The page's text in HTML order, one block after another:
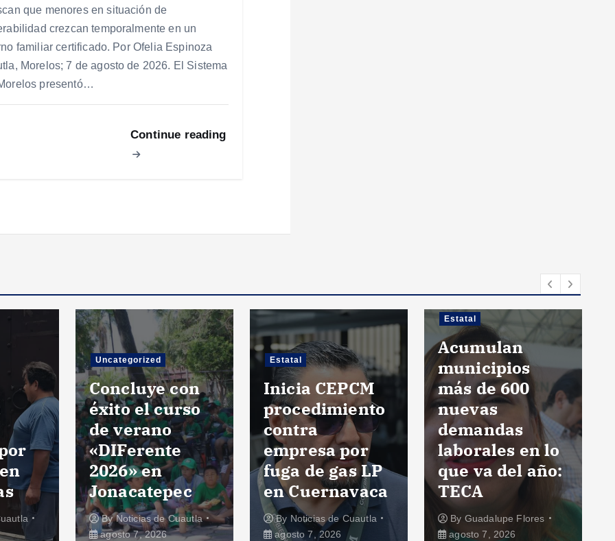
que menores en situación de
crezcan temporalmente en un
familiar certificado. Por Ofelia Espinoza
Morelos; 7 de agosto de 2026. El Sistema
presentó…
Continue reading
Uncategorized
Concluye con
éxito el curso
de verano
«DIFerente
2026» en
Jonacatepec
ByNoticias de Cuautla
agosto 7, 2026
Estatal
Inicia CEPCM
procedimiento
contra
empresa por
fuga de gas LP
en Cuernavaca
By Noticias de Cuautla
agosto 7, 2026
Estatal
Acumulan
municipios
más de 600
nuevas
demandas
laborales en lo
que va del año:
TECA
By Guadalupe Flores
agosto 7, 2026